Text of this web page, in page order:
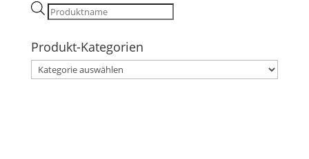
Products
Produkt-Kategorien